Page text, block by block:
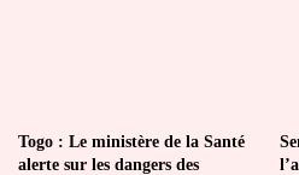
Togo : Le ministère de la Santé
alerte sur les dangers des